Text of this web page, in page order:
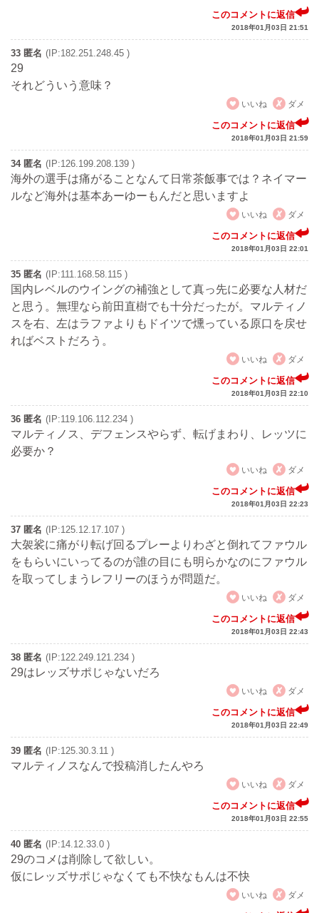
このコメントに返信
2018年01月03日 21:51
33 匿名 (IP:182.251.248.45 )
29
それどういう意味？
いいね
ダメ
このコメントに返信
2018年01月03日 21:59
34 匿名 (IP:126.199.208.139 )
海外の選手は痛がることなんて日常茶飯事では？ネイマー
ルなど海外は基本あーゆーもんだと思いますよ
いいね
ダメ
このコメントに返信
2018年01月03日 22:01
35 匿名 (IP:111.168.58.115 )
国内レベルのウイングの補強として真っ先に必要な人材だ
と思う。無理なら前田直樹でも十分だったが。マルティノ
スを右、左はラファよりもドイツで燻っている原口を戻せ
ればベストだろう。
いいね
ダメ
このコメントに返信
2018年01月03日 22:10
36 匿名 (IP:119.106.112.234 )
マルティノス、デフェンスやらず、転げまわり、レッツに
必要か？
いいね
ダメ
このコメントに返信
2018年01月03日 22:23
37 匿名 (IP:125.12.17.107 )
大袈裟に痛がり転げ回るプレーよりわざと倒れてファウル
をもらいにいってるのが誰の目にも明らかなのにファウル
を取ってしまうレフリーのほうが問題だ。
いいね
ダメ
このコメントに返信
2018年01月03日 22:43
38 匿名 (IP:122.249.121.234 )
29はレッズサポじゃないだろ
いいね
ダメ
このコメントに返信
2018年01月03日 22:49
39 匿名 (IP:125.30.3.11 )
マルティノスなんで投稿消したんやろ
いいね
ダメ
このコメントに返信
2018年01月03日 22:55
40 匿名 (IP:14.12.33.0 )
29のコメは削除して欲しい。
仮にレッズサポじゃなくても不快なもんは不快
いいね
ダメ